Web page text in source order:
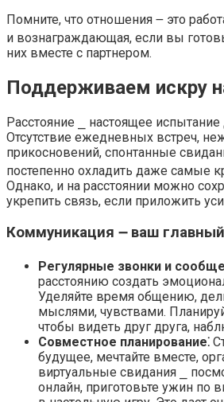
Помните, что отношения ౼ это
и вознаграждающая, если вы
них вместе с партнером.​
Поддерживаем искру
Расстояние ⎯ настоящее
Отсутствие ежедневных встреч,
прикосновений, спонтанные
постепенно охладить даже самые
Однако, и на расстоянии можно
укрепить связь, если приложить
Коммуникация ౼ ваш главный
Регулярные звонки и
расстоянию создать
Уделяйте время общению,
мыслями, чувствами.​
чтобы видеть друг друга,
Совместное планирование⁚
будущее, мечтайте вместе,
виртуальные свидания ⎯
онлайн, приготовьте ужин по